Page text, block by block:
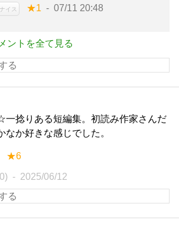
ナイス ★1 07/11 20:48
ントを全て見る
りある短編集。初読み作家さんだ
なか好きな感じでした。
★6
2025/06/12